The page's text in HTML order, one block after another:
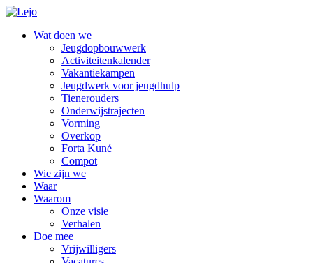
Wat doen we
Jeugdopbouwwerk
Activiteitenkalender
Vakantiekampen
Jeugdwerk voor jeugdhulp
Tienerouders
Onderwijstrajecten
Vorming
Overkop
Forta Kuné
Compot
Wie zijn we
Waar
Waarom
Onze visie
Verhalen
Doe mee
Vrijwilligers